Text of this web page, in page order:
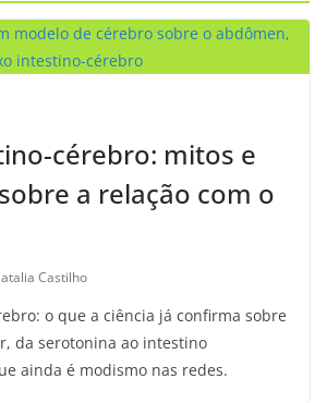
cérebro: mitos e
a relação com o
Castilho
o que a ciência já confirma sobre
da serotonina ao intestino
ainda é modismo nas redes.